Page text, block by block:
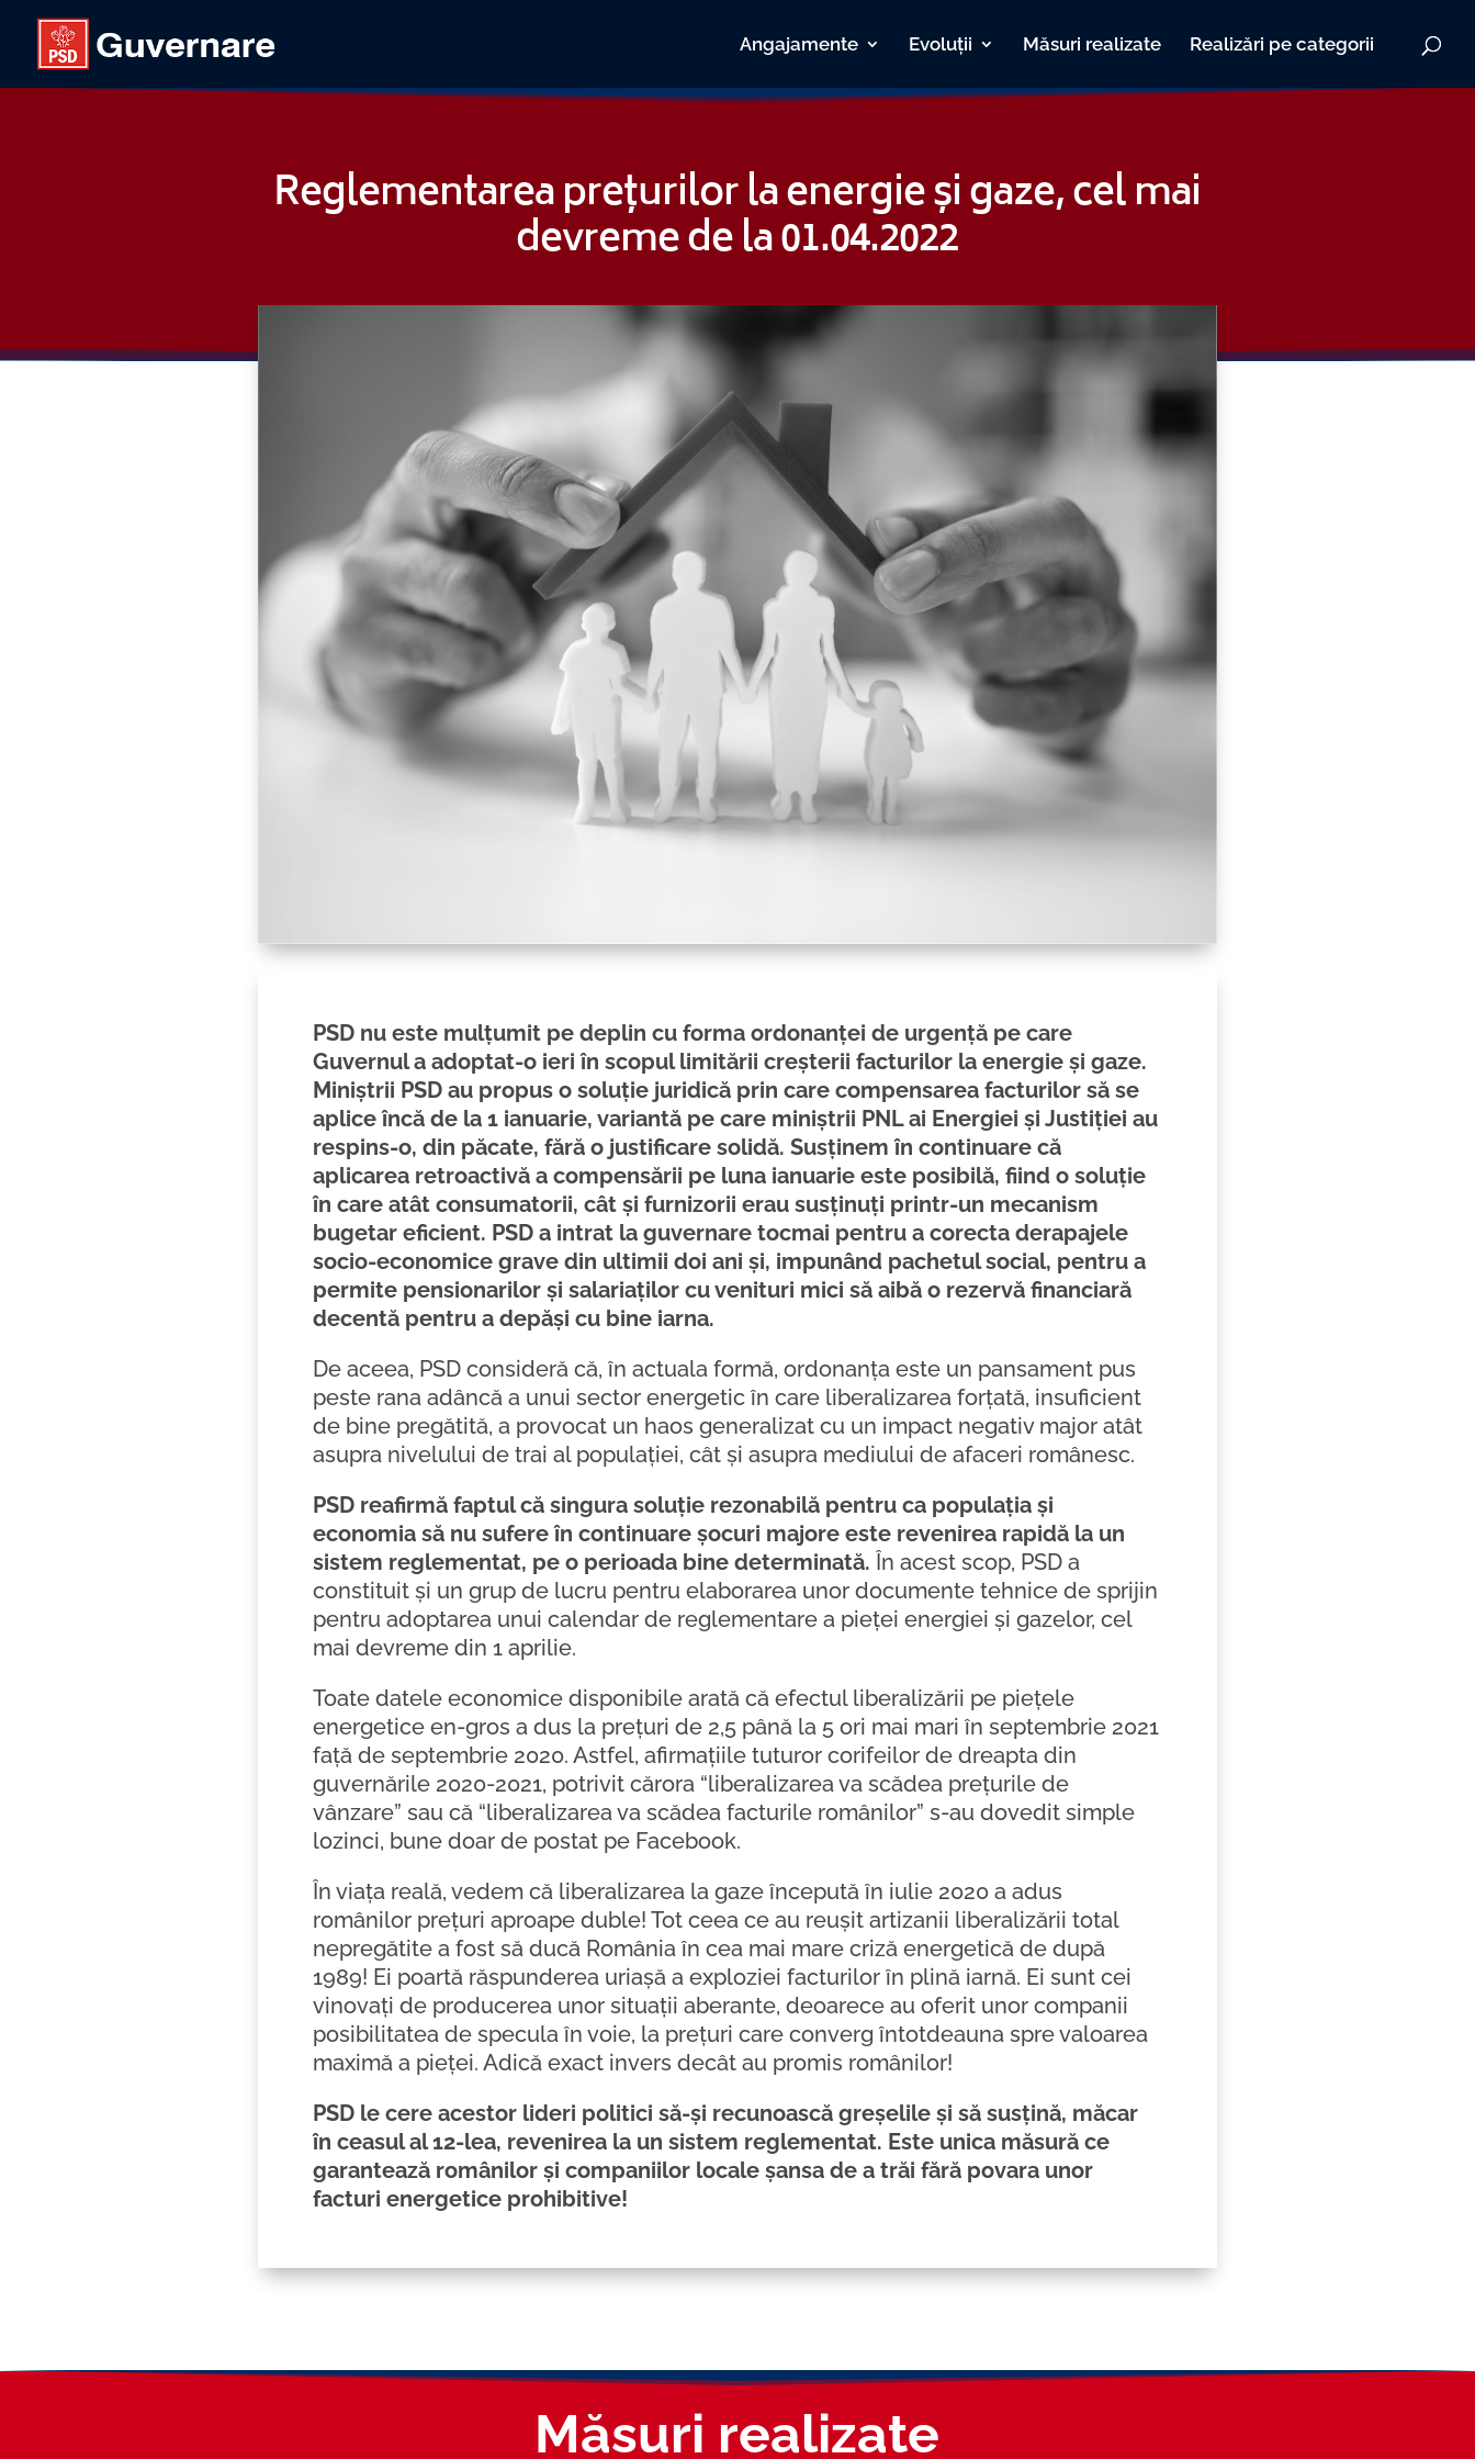
Angajamente Evoluții Măsuri realizate Realizări pe categorii
Reglementarea prețurilor la energie și gaze, cel mai
devreme de la 01.04.2022
PSD nu este mulțumit pe deplin cu forma ordonanței de urgență pe care
Guvernul a adoptat-o ieri în scopul limitării creșterii facturilor la energie și gaze.
Miniștrii PSD au propus o soluție juridică prin care compensarea facturilor să se
aplice încă de la 1 ianuarie, variantă pe care miniștrii PNL ai Energiei și Justiției au
respins-o, din păcate, fără o justificare solidă. Susținem în continuare că
aplicarea retroactivă a compensării pe luna ianuarie este posibilă, fiind o soluție
în care atât consumatorii, cât și furnizorii erau susținuți printr-un mecanism
bugetar eficient. PSD a intrat la guvernare tocmai pentru a corecta derapajele
socio-economice grave din ultimii doi ani și, impunând pachetul social, pentru a
permite pensionarilor și salariaților cu venituri mici să aibă o rezervă financiară
decentă pentru a depăși cu bine iarna.
De aceea, PSD consideră că, în actuala formă, ordonanța este un pansament pus
peste rana adâncă a unui sector energetic în care liberalizarea forțată, insuficient
de bine pregătită, a provocat un haos generalizat cu un impact negativ major atât
asupra nivelului de trai al populației, cât și asupra mediului de afaceri românesc.
PSD reafirmă faptul că singura soluție rezonabilă pentru ca populația și
economia să nu sufere în continuare șocuri majore este revenirea rapidă la un
sistem reglementat, pe o perioada bine determinată. În acest scop, PSD a
constituit și un grup de lucru pentru elaborarea unor documente tehnice de sprijin
pentru adoptarea unui calendar de reglementare a pieței energiei și gazelor, cel
mai devreme din 1 aprilie.
Toate datele economice disponibile arată că efectul liberalizării pe piețele
energetice en-gros a dus la prețuri de 2,5 până la 5 ori mai mari în septembrie 2021
față de septembrie 2020. Astfel, afirmațiile tuturor corifeilor de dreapta din
guvernările 2020-2021, potrivit cărora “liberalizarea va scădea prețurile de
vânzare” sau că “liberalizarea va scădea facturile românilor” s-au dovedit simple
lozinci, bune doar de postat pe Facebook.
În viața reală, vedem că liberalizarea la gaze începută în iulie 2020 a adus
românilor prețuri aproape duble! Tot ceea ce au reușit artizanii liberalizării total
nepregătite a fost să ducă România în cea mai mare criză energetică de după
1989! Ei poartă răspunderea uriașă a exploziei facturilor în plină iarnă. Ei sunt cei
vinovați de producerea unor situații aberante, deoarece au oferit unor companii
posibilitatea de specula în voie, la prețuri care converg întotdeauna spre valoarea
maximă a pieței. Adică exact invers decât au promis românilor!
PSD le cere acestor lideri politici să-și recunoască greșelile și să susțină, măcar
în ceasul al 12-lea, revenirea la un sistem reglementat. Este unica măsură ce
garantează românilor și companiilor locale șansa de a trăi fără povara unor
facturi energetice prohibitive!
Măsuri realizate